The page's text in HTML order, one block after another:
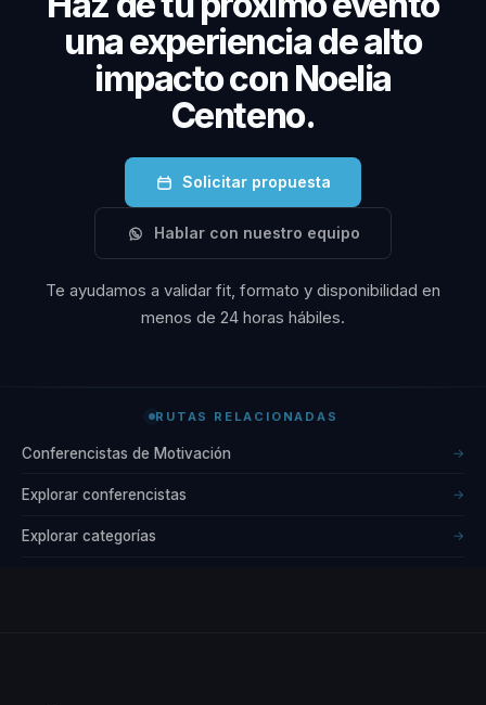
una experiencia de alto
impacto con Noelia
Centeno.
Solicitar propuesta
Hablar con nuestro equipo
Te ayudamos a validar fit, formato y disponibilidad en
menos de 24 horas hábiles.
RUTAS RELACIONADAS
Conferencistas de Motivación →
Explorar conferencistas →
Explorar categorías →